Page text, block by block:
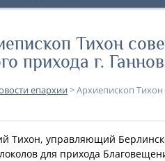
Тихон
прихода г.
епархии>Архиепископ
Тихон, управляющий
для прихода